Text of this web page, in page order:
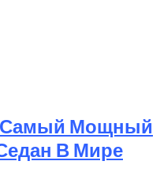
Самый Мощный
В Мире